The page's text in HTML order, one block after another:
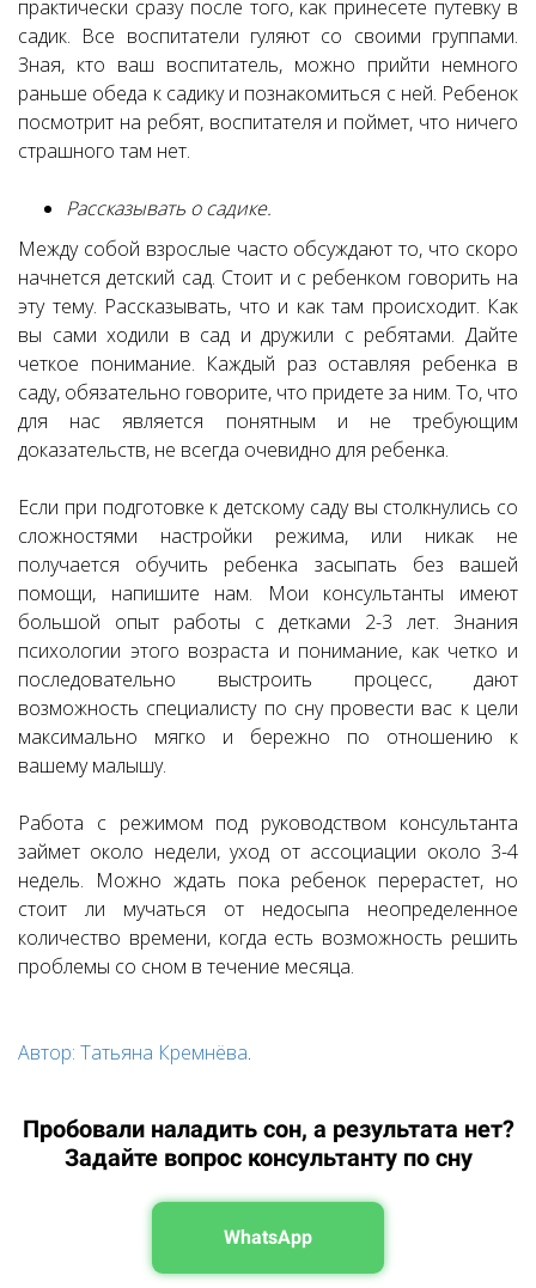
практически сразу после того, как принесете путевку в
садик. Все воспитатели гуляют со своими группами.
Зная, кто ваш воспитатель, можно прийти немного
раньше обеда к садику и познакомиться с ней. Ребенок
посмотрит на ребят, воспитателя и поймет, что ничего
страшного там нет.
Рассказывать о садике.
Между собой взрослые часто обсуждают то, что скоро
начнется детский сад. Стоит и с ребенком говорить на
эту тему. Рассказывать, что и как там происходит. Как
вы сами ходили в сад и дружили с ребятами. Дайте
четкое понимание. Каждый раз оставляя ребенка в
саду, обязательно говорите, что придете за ним. То, что
для нас является понятным и не требующим
доказательств, не всегда очевидно для ребенка.
Если при подготовке к детскому саду вы столкнулись со
сложностями настройки режима, или никак не
получается обучить ребенка засыпать без вашей
помощи, напишите нам. Мои консультанты имеют
большой опыт работы с детками 2-3 лет. Знания
психологии этого возраста и понимание, как четко и
последовательно выстроить процесс, дают
возможность специалисту по сну провести вас к цели
максимально мягко и бережно по отношению к
вашему малышу.
Работа с режимом под руководством консультанта
займет около недели, уход от ассоциации около 3-4
недель. Можно ждать пока ребенок перерастет, но
стоит ли мучаться от недосыпа неопределенное
количество времени, когда есть возможность решить
проблемы со сном в течение месяца.
Автор: Татьяна Кремнёва.
Пробовали наладить сон, а результата нет?
Задайте вопрос консультанту по сну
WhatsApp